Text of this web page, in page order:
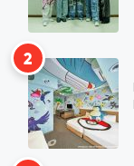
2